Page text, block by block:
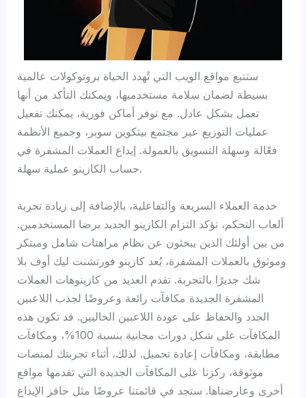
ستتبع مواقع الويب التي تُهدد الحياة بروتوكولات عالمية
بسيطة لضمان سلامة مستخدميها، ويمكنك التأكد من أنها
تعمل بشكل عادل. مع توفر أماكن فورية، يمكنك تفعيل
عمليات التوزيع عبر مجتمع بيتكوين سوبر، وجميع الأنظمة
فعّالة وسهلة التسويق بالعمولة. إيداع العملات المشفرة في
حساب الكازينو عملية سهلة.
خدمة العملاء السريعة والتفاعلية، بالإضافة إلى زيادة تجربة
ألعاب التحكم، تؤكد التزام الكازينو الجديد برضا المستخدمين.
من بين أولئك الذين يبحثون عن نظام مراهنات شامل ومبتكر
وموثوق بالعملات المشفرة، يُعد كازينو فورتشنت ليك أوف بلا
شك جديرًا بالتجربة. تقدم العديد من كازينوهات العملات
المشفرة الجديدة مكافآت رائعة وعروضًا لجذب اللاعبين
الجدد والحفاظ على عودة اللاعبين الحاليين. قد تكون هذه
المكافآت على شكل دورات مجانية بنسبة 100%، ومكافآت
مطابقة، ومكافآت إعادة تحميل. لذلك، أثناء تجربتك لمنصات
موثوقة، ركزنا على المكافآت الجديدة التي تقدمها مواقع
أخرى وعارضناها. ستجد في قائمتنا عروضًا مثل حافز الإيداع